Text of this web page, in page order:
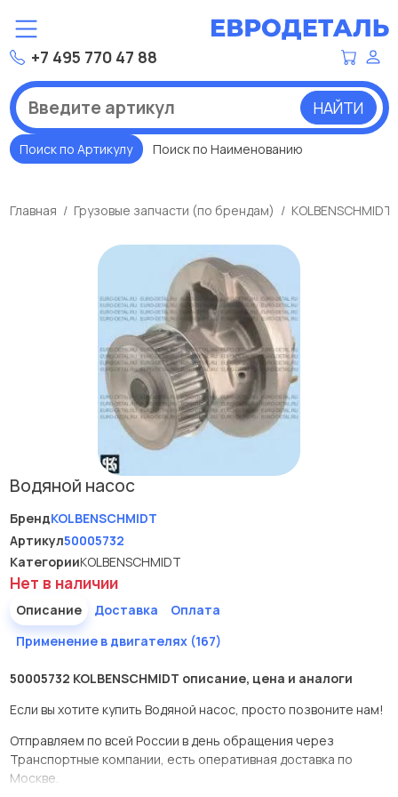
+7 495 770 47 88
НАЙТИ
Поиск по Артикулу Поиск по Наименованию
Главная Грузовые запчасти (по брендам) KOLBENSCHMIDT
Водяной насос
БрендKOLBENSCHMIDT
Артикул50005732
КатегорииKOLBENSCHMIDT
Нет в наличии
Описание Доставка
Оплата
Применение в двигателях (167)
50005732 KOLBENSCHMIDT описание, цена и аналоги
Если вы хотите купить Водяной насос, просто позвоните нам!
Отправляем по всей России в день обращения через
Транспортные компании, есть оперативная доставка по
Москве.